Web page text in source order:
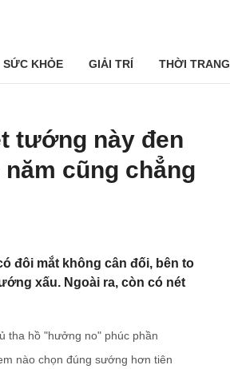
SỨC KHỎE GIẢI TRÍ THỜI TRANG
tướng này đen
cũng chẳng
đôi mắt không cân đối, bên to
xấu. Ngoài ra, còn có nét
tha hồ "hưởng no" phúc phần
nào chọn đúng sướng hơn tiên